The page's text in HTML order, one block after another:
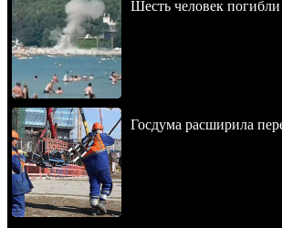
Шесть человек
Госдума расширила